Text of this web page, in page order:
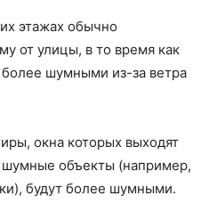
этажах обычно
от улицы, в то время как
шумными из-за ветра
окна которых выходят
объекты (например,
будут более шумными.